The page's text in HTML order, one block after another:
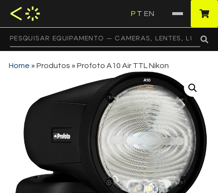
PT EN
Home » Produtos » Profoto A10 Air TTL Nikon